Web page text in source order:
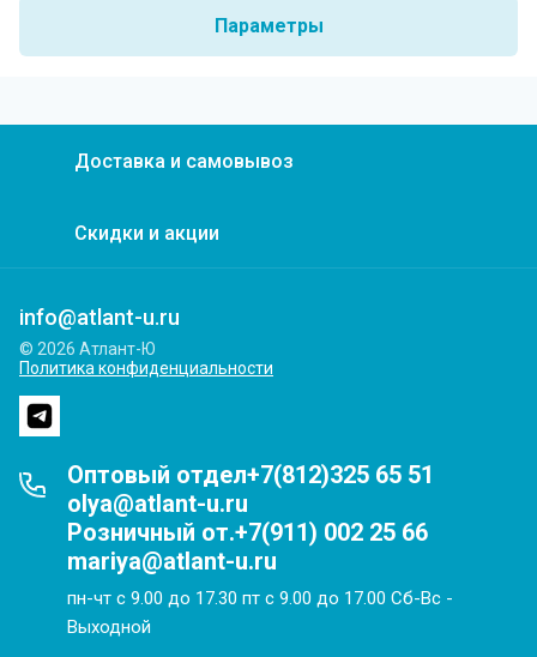
Параметры
Доставка и самовывоз
Скидки и акции
info@atlant-u.ru
© 2026 Атлант-Ю
Политика конфиденциальности
Оптовый отдел+7(812)325 65 51
olya@atlant-u.ru
Розничный от.+7(911) 002 25 66
mariya@atlant-u.ru
пн-чт с 9.00 до 17.30 пт с 9.00 до 17.00 Сб-Вс -
Выходной